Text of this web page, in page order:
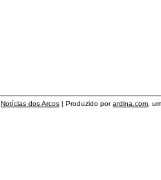
Notícias dos Arcos | Produzido porardina.com ,